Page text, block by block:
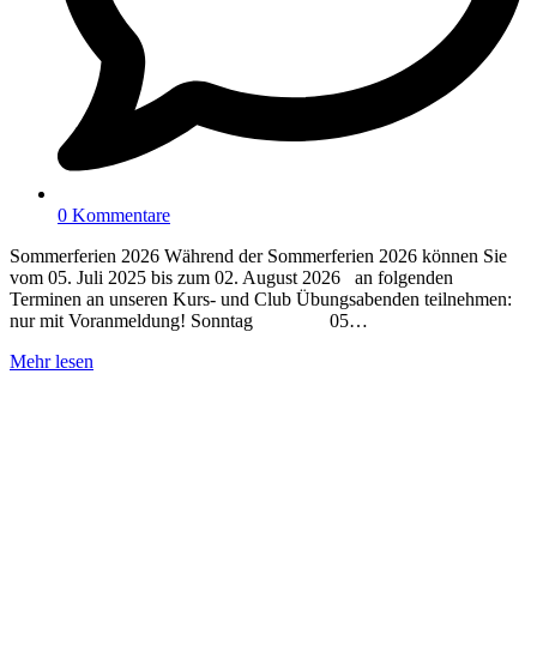
0 Kommentare
Sommerferien 2026 Während der Sommerferien 2026 können Sie
vom 05. Juli 2025 bis zum 02. August 2026 an folgenden
Terminen an unseren Kurs- und Club Übungsabenden teilnehmen:
nur mit Voranmeldung! Sonntag 05…
Mehr lesen